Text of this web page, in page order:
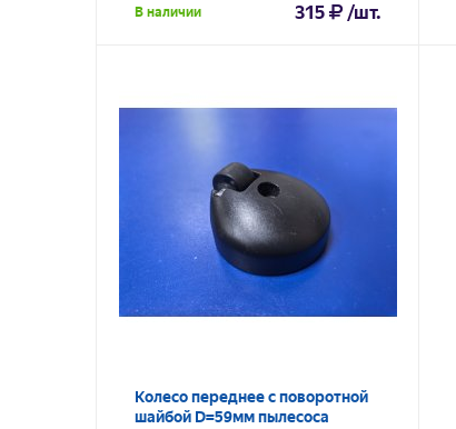
В наличии 315 /шт.
Колесо переднее с поворотной
шайбой D=59мм пылесоса